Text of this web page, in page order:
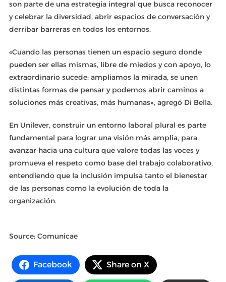
son parte de una estrategia integral que busca reconocer
y celebrar la diversidad, abrir espacios de conversación y
derribar barreras en todos los entornos.
«Cuando las personas tienen un espacio seguro donde
pueden ser ellas mismas, libre de miedos y con apoyo, lo
extraordinario sucede: ampliamos la mirada, se unen
distintas formas de pensar y podemos abrir caminos a
soluciones más creativas, más humanas», agregó Di Bella.
En Unilever, construir un entorno laboral plural es parte
fundamental para lograr una visión más amplia, para
avanzar hacia una cultura que valore todas las voces y
promueva el respeto como base del trabajo colaborativo,
entendiendo que la inclusión impulsa tanto el bienestar
de las personas como la evolución de toda la
organización.
Source: Comunicae
Facebook Share on X